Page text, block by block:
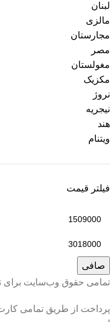
لبنان
مالزی
مجارستان
مصر
مغولستان
مکزیک
نروژ
نیجریه
هند
ویتنام
فیلتر قیمت
صافی
تمامی حقوق وب‌سایت
پرداخت از طریق تمامی